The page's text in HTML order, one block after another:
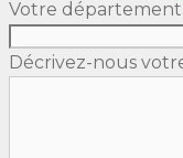
Votre département
Décrivez-nous